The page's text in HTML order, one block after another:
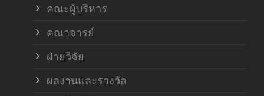
คณะผู้บริหาร
คณาจารย์
ฝ่ายวิจัย
ผลงานและรางวัล